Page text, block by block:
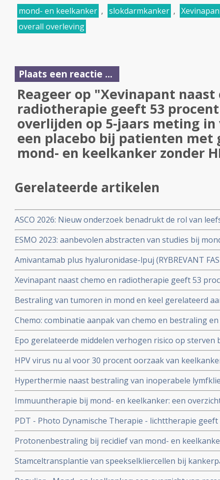
mond- en keelkanker , slokdarmkanker ,
overall overleving
Plaats een reactie ...
Reageer op "Xevinapant naast
radiotherapie geeft 53
overlijden op 5-jaars meting
een placebo bij patienten met
mond- en keelkanker zonder
Gerelateerde artikelen
ASCO 2026: Nieuw onderzoek benadrukt de rol van
behandelstrategieën in de kankerzorg.
ESMO 2023: aanbevolen abstracten van studies bij
oncologen en medisch specialisten
Amivantamab plus hyaluronidase-lpuj (RYBREVANT
resultaten bij patiënten met gevorderde mond- en
zijn met immuuntherapie en chemotherapie copy 1
Xevinapant naast chemo en radiotherapie geeft 53
op 5-jaars meting in vergelijking met een placebo bij
en keelkanker zonder HPV status
Bestraling van tumoren in mond en keel gerelateerd
en kan ingrijpende en belastende chemo en operaties
Chemo: combinatie aanpak van chemo en bestraling
meer volledige genezingen bij mond- en
Epo gerelateerde middelen verhogen risico op
halstumoren.
HPV virus nu al voor 30 procent oorzaak van
dat al voor 70%. Aldus arts-onderzoeker Michelle
Hyperthermie naast bestraling van inoperabele
keelkanker geeft significant minder bijwerkingen en
jaars overleving blijkt uit 3 gerandomiseerde langjarige
Immuuntherapie bij mond- en keelkanker: een
PDT - Photo Dynamische Therapie - lichttherapie
mondkanker en keelkanker en slokdarmkanker
Protonenbestraling bij recidief van mond- en
overall overleving en kwaliteit van leven door minder
Stamceltransplantie van speekselkliercellen bij
UMCG uitgevoerd. Deze aanpak moet droge mond na